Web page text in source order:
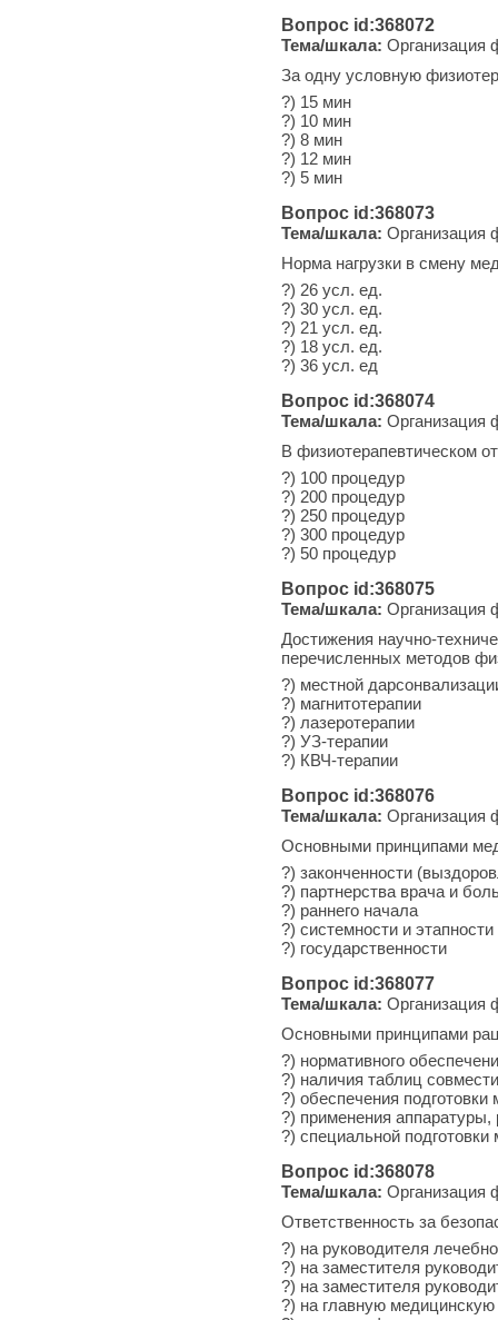
Вопрос id:368072
Тема/шкала: Организация
За одну условную
?) 15 мин
?) 10 мин
?) 8 мин
?) 12 мин
?) 5 мин
Вопрос id:368073
Тема/шкала: Организация
Норма нагрузки в смену
?) 26 усл. ед.
?) 30 усл. ед.
?) 21 усл. ед.
?) 18 усл. ед.
?) 36 усл. ед
Вопрос id:368074
Тема/шкала: Организация
В физиотерапевтическом
?) 100 процедур
?) 200 процедур
?) 250 процедур
?) 300 процедур
?) 50 процедур
Вопрос id:368075
Тема/шкала: Организация
Достижения научно-
перечисленных методов
?) местной
?) магнитотерапии
?) лазеротерапии
?) УЗ-терапии
?) КВЧ-терапии
Вопрос id:368076
Тема/шкала: Организация
Основными принципами
?) законченности
?) партнерства врача и
?) раннего начала
?) системности и этапности
?) государственности
Вопрос id:368077
Тема/шкала: Организация
Основными принципами
?) нормативного
?) наличия таблиц
?) обеспечения подготовки
?) применения
?) специальной
Вопрос id:368078
Тема/шкала: Организация
Ответственность за
?) на руководителя
?) на заместителя
?) на заместителя
?) на главную медицинскую